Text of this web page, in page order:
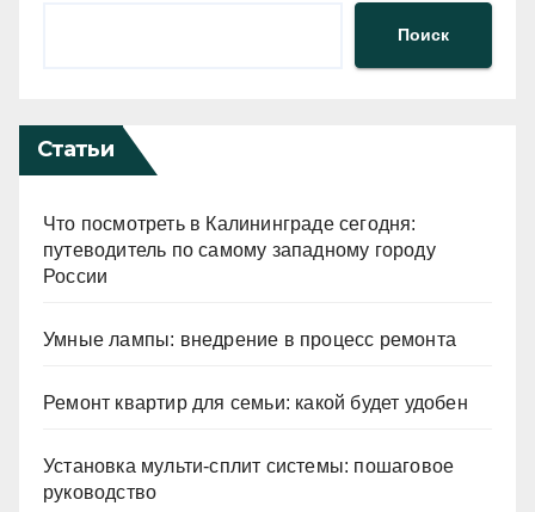
Поиск
Статьи
Что посмотреть в Калининграде сегодня:
путеводитель по самому западному городу
России
Умные лампы: внедрение в процесс ремонта
Ремонт квартир для семьи: какой будет удобен
Установка мульти-сплит системы: пошаговое
руководство